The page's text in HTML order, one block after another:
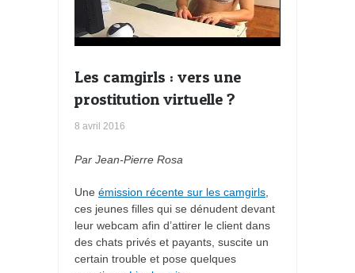
Les camgirls : vers une
prostitution virtuelle ?
8 avril 2016
Par Jean-Pierre Rosa
Une émission récente sur les camgirls,
ces jeunes filles qui se dénudent devant
leur webcam afin d’attirer le client dans
des chats privés et payants, suscite un
certain trouble et pose quelques